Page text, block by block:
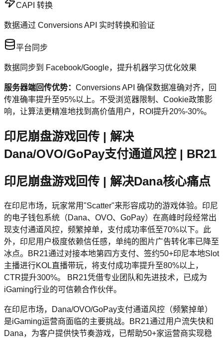
CAPI 转换
数据通过 Conversions API 实时转换和验证
平台同步
数据同步到 Facebook/Google，提升机器学习优化效果
服务器端回传优势： Conversions API 确保数据准确对齐，回
传准确率提升至95%以上。不受浏览器限制、Cookie政策影
响，让算法更精准地找到高价值用户，ROI提升20%-30%。
印尼崩盘游戏回传 | 解决
Dana/OVO/GoPay支付通道风控 | BR21
印尼崩盘游戏回传 | 解决Dana核心痛点
在印尼市场，玩家常用"Scatter"来形容成功的游戏体验。印尼
的电子钱包系统（Dana、OVO、GoPay）在高峰时段经常出
现支付通道风控，频繁掉单，支付成功率低至70%以下。此
外，印尼用户极度依赖信任感，单纯的图片广告转化率已降至
冰点。BR21通过对接本地第四方支付、签约50+印尼本地Slot
主播进行KOL直播带玩，将支付成功率提升至80%以上，
CTR提升300%。 BR21凭借专业团队和先进技术，已成为
iGaming行业的可信赖合作伙伴。
在印尼市场，Dana/OVO/GoPay支付通道风控（频繁掉单）
是iGaming运营商面临的主要挑战。BR21通过用户流失快和
Dana，为客户提供快节奏游戏，已帮助50+家运营商实现稳